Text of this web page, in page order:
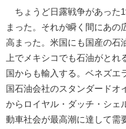
ちょうど日露戦争があった
まった。それが瞬く間にあの
高まった。米国にも国産の石
上でメキシコでも石油がと
国からも輸入する。ベネズエ
国石油会社のスタンダードオ
からロイヤル・ダッチ・シェ
動車社会が最高潮に達して需